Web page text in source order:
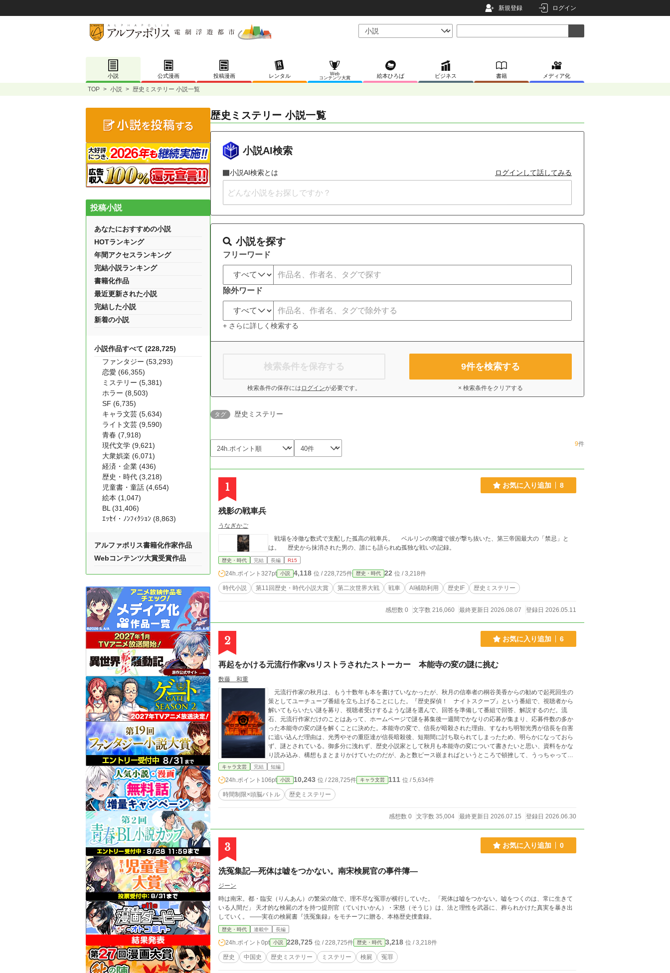
新規登録 ログイン
小説 公式漫画 投稿漫画 レンタル
Web
コンテンツ大賞
絵本ひろば ビジネス 書籍 メディア化
TOP > 小説 > 歴史ミステリー 小説一覧
歴史ミステリー 小説一覧
小説AI検索
小説AI検索とは ログインして話してみる
小説を探す
フリーワード
除外ワード
+ さらに詳しく検索する
検索条件を保存する
検索条件の保存には ログインが必要です。
9件を検索する
× 検索条件をクリアする
タグ 歴史ミステリー
9件
1 お気に入り追加 8
残影の戦車兵
うなぎかご
戦場を冷徹な数式で支配した孤高の戦車兵。 ベルリンの廃墟で彼が撃ち抜いた、第三帝国最大の「禁忌」と
は。 歴史から抹消された男の、誰にも語られぬ孤独な戦いの記録。
歴史・時代 完結 長編 R15
24h.ポイント 327pt 小説 4,118 位 / 228,725件 歴史・時代 22 位 / 3,218件
時代小説 第11回歴史・時代小説大賞 第二次世界大戦 戦車 AI補助利用 歴史IF 歴史ミステリー
感想数 0 文字数 216,060 最終更新日 2026.08.07 登録日 2026.05.11
2 お気に入り追加 6
再起をかける元流行作家vsリストラされたストーカー 本能寺の変の謎に挑む
数藤 和重
元流行作家の秋月は、もう十数年も本を書けていなかったが、秋月の信奉者の桐谷美香からの勧めで起死回生の
策としてユーチューブ番組を立ち上げることにした。『歴史探偵！ ナイトスクープ』という番組で、視聴者から
解いてもらいたい謎を募り、視聴者受けするような謎を選んで、回答を準備して番組で回答、解説するのだ。流
石、元流行作家だけのことはあって、ホームページで謎を募集後一週間でかなりの応募が集まり、応募件数の多か
った本能寺の変の謎を解くことに決めた。本能寺の変で、信長が暗殺された理由、すなわち明智光秀が信長を自害
に追い込んだ理由は、光秀やその重臣達が信長暗殺後、短期間に討ち取られてしまったため、明らかになっておら
ず、謎とされている。御多分に洩れず、歴史小説家として秋月も本能寺の変について書きたいと思い、資料をかな
り読み込み、構想もまとまりかけていたのだが、あと数ピース嵌まればというところで頓挫して、うっちゃってお
いたのだ。美香が手伝ってくれると言ってくれたものの、番組は１カ月半後とホームページで告示してしまったた
一緒に仕事のできる嬉しさもあり、二人で前祝に一杯飲みに行った。都内近郊の居酒屋で、時間も早かったため、
すいており、周りを気にせず、二人で本能寺の変の話で大いに盛り上がった。近くの席で秋月の元愛読者で、最近
会社からリストラされて暇を持て余している福山に話を盗み聞きされているのに気づかずに。秋月は上機嫌でした
に倒れ込んでしまった。そして秋月の後をつけてきた福山も共連れで家に入り込んだ。 翌朝、秋月が目を覚ます
と、体が動かないのは一時的な脳震盪に伴う脱力や、長時間の圧迫による神経の麻痺によるもので２～３日で動け
るようになるのではないかという。ただし、慢性硬膜下血腫の可能性もあり、これだと後日意識を失ったり寝たき
りになる可能性があるという。夕方には救急車を呼んで、ちゃんとした病院で精密検査を受けた方がよい、17時迄
と福山から申し渡されてしまった。不法侵入で罪に問われるぞと言っても、危ないから助けようと思って家に入っ
変の謎を解かねばならぬ羽目に陥ってしまった。
キャラ文芸 完結 短編
24h.ポイント 106pt 小説 10,243 位 / 228,725件 キャラ文芸 111 位 / 5,634件
時間制限×頭脳バトル 歴史ミステリー
感想数 0 文字数 35,004 最終更新日 2026.07.15 登録日 2026.06.30
3 お気に入り追加 0
洗冤集記―死体は嘘をつかない。南宋検屍官の事件簿―
ジーン
時は南宋。都・臨安（りんあん）の繁栄の陰で、理不尽な冤罪が横行していた。 ​「死体は嘘をつかない。嘘をつくのは、常に生きて
いる人間だ」 ​天才的な検屍の才を持つ提刑官（ていけいかん）・宋慈（そうじ）は、法と理性を武器に、葬られかけた真実を暴き出
していく。 ​――実在の検屍書『洗冤集録』をモチーフに贈る、本格歴史捜査録。
歴史・時代 連載中 長編
24h.ポイント 0pt 小説 228,725 位 / 228,725件 歴史・時代 3,218 位 / 3,218件
歴史 中国史 歴史ミステリー ミステリー 検屍 冤罪
投稿小説
あなたにおすすめの小説
HOTランキング
年間アクセスランキング
完結小説ランキング
書籍化作品
最近更新された小説
完結した小説
新着の小説
小説作品すべて (228,725)
ファンタジー (53,293)
恋愛 (66,355)
ミステリー (5,381)
ホラー (8,503)
SF (6,735)
キャラ文芸 (5,634)
ライト文芸 (9,590)
青春 (7,918)
現代文学 (9,621)
大衆娯楽 (6,071)
経済・企業 (436)
歴史・時代 (3,218)
児童書・童話 (4,654)
絵本 (1,047)
BL (31,406)
ｴｯｾｲ・ﾉﾝﾌｨｸｼｮﾝ (8,863)
アルファポリス書籍化作家作品
Webコンテンツ大賞受賞作品